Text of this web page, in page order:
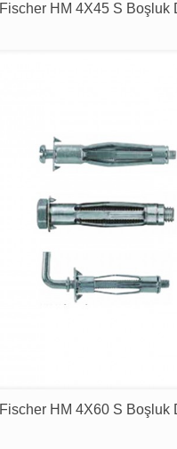
Fischer HM 4X45 S Boşluk
Fischer HM 4X60 S Boşluk